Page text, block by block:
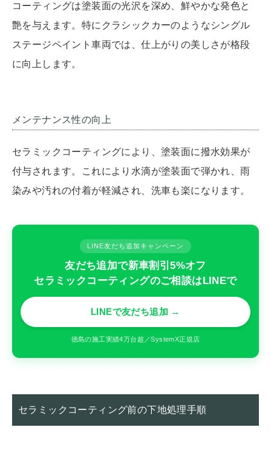
コーティングは塗装面の光沢を深め、鮮やかな発色と
艶を与えます。特にクラシックカーのようなシングル
ステージペイント車両では、仕上がりの美しさが格段
に向上します。
メンテナンス性の向上
セラミックコーティングにより、塗装面に撥水効果が
付与されます。これにより水滴が塗装面で弾かれ、雨
染みや汚れの付着が軽減され、洗車も楽になります。
LINE友だち追加キャンペーン
友だち追加で新車割引5%オフ
セラミックコーティングのご相談はLINEで
LINEで友だち追加 →
徳島の施工実績4万台超／SystemX正規店
セラミックコーティング前の下地処理手順